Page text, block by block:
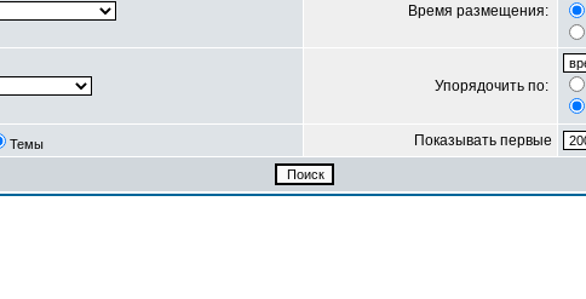
Время размещения:
Упорядочить по:
Темы Показывать первые